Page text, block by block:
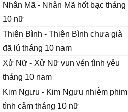
Nhân Mã - Nhân Mã hốt bạc tháng
10 nữ
Thiên Bình - Thiên Bình chưa già
đã lú tháng 10 nam
Xử Nữ - Xử Nữ vun vén tình yêu
tháng 10 nam
Kim Ngưu - Kim Ngưu nhiễm phim
tình cảm tháng 10 nữ